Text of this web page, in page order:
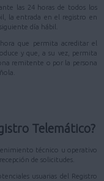
las 24 horas de todos los
la entrada en el registro en
día hábil.
que permita acreditar el
y que, a su vez, permita
remitente o por la persona
Telemático?
técnico u operativo
de solicitudes.
usuarias del Registro